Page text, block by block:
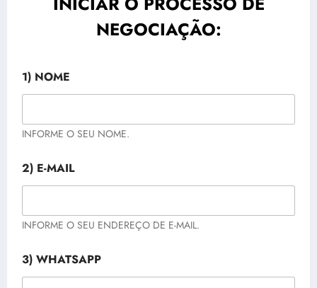
NEGOCIAÇÃO:
1) NOME
INFORME O SEU NOME.
2) E-MAIL
INFORME O SEU ENDEREÇO DE E-MAIL.
3) WHATSAPP